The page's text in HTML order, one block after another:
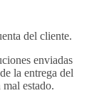
del cliente.
enviadas
la entrega del
estado.